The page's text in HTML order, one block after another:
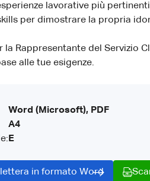
lavorative più
per dimostrare la propria
la Rappresentante del Servizio
alle tue esigenze.
Word (Microsoft), PDF
A4
E
in formato Word